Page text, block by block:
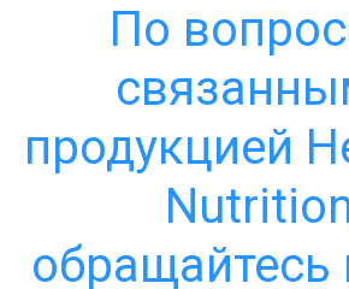
По
продукцией
обращайтесь